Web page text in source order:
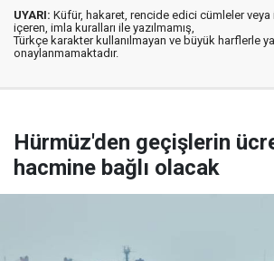
UYARI: Küfür, hakaret, rencide edici cümleler veya
içeren, imla kuralları ile yazılmamış,
Türkçe karakter kullanılmayan ve büyük harflerle
onaylanmamaktadır.
Hürmüz'den geçişlerin
hacmine bağlı olacak